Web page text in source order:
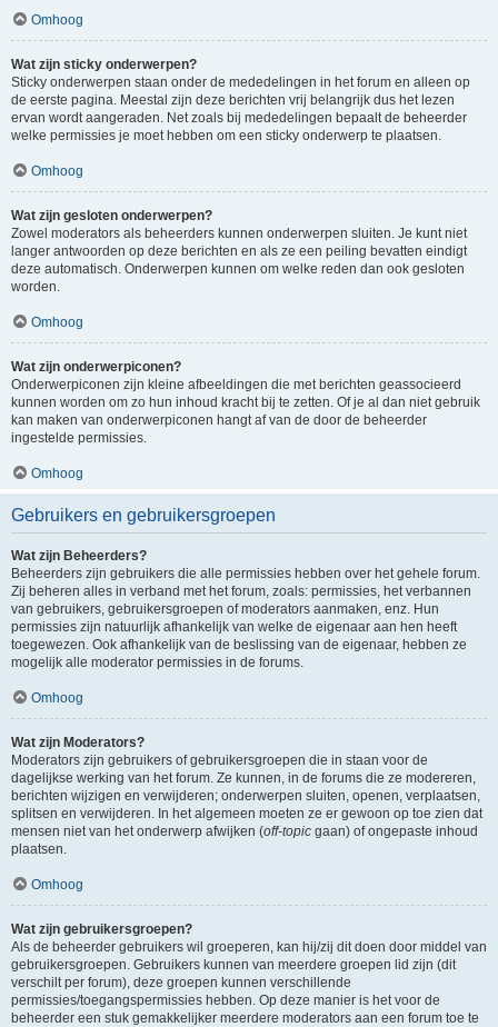
Omhoog
Wat zijn sticky onderwerpen?
Sticky onderwerpen staan onder de mededelingen in het forum en alleen op
de eerste pagina. Meestal zijn deze berichten vrij belangrijk dus het lezen
ervan wordt aangeraden. Net zoals bij mededelingen bepaalt de beheerder
welke permissies je moet hebben om een sticky onderwerp te plaatsen.
Omhoog
Wat zijn gesloten onderwerpen?
Zowel moderators als beheerders kunnen onderwerpen sluiten. Je kunt niet
langer antwoorden op deze berichten en als ze een peiling bevatten eindigt
deze automatisch. Onderwerpen kunnen om welke reden dan ook gesloten
worden.
Omhoog
Wat zijn onderwerpiconen?
Onderwerpiconen zijn kleine afbeeldingen die met berichten geassocieerd
kunnen worden om zo hun inhoud kracht bij te zetten. Of je al dan niet gebruik
kan maken van onderwerpiconen hangt af van de door de beheerder
ingestelde permissies.
Omhoog
Gebruikers en gebruikersgroepen
Wat zijn Beheerders?
Beheerders zijn gebruikers die alle permissies hebben over het gehele forum.
Zij beheren alles in verband met het forum, zoals: permissies, het verbannen
van gebruikers, gebruikersgroepen of moderators aanmaken, enz. Hun
permissies zijn natuurlijk afhankelijk van welke de eigenaar aan hen heeft
toegewezen. Ook afhankelijk van de beslissing van de eigenaar, hebben ze
mogelijk alle moderator permissies in de forums.
Omhoog
Wat zijn Moderators?
Moderators zijn gebruikers of gebruikersgroepen die in staan voor de
dagelijkse werking van het forum. Ze kunnen, in de forums die ze modereren,
berichten wijzigen en verwijderen; onderwerpen sluiten, openen, verplaatsen,
splitsen en verwijderen. In het algemeen moeten ze er gewoon op toe zien dat
mensen niet van het onderwerp afwijken (off-topic gaan) of ongepaste inhoud
plaatsen.
Omhoog
Wat zijn gebruikersgroepen?
Als de beheerder gebruikers wil groeperen, kan hij/zij dit doen door middel van
gebruikersgroepen. Gebruikers kunnen van meerdere groepen lid zijn (dit
verschilt per forum), deze groepen kunnen verschillende
permissies/toegangspermissies hebben. Op deze manier is het voor de
beheerder een stuk gemakkelijker meerdere moderators aan een forum toe te